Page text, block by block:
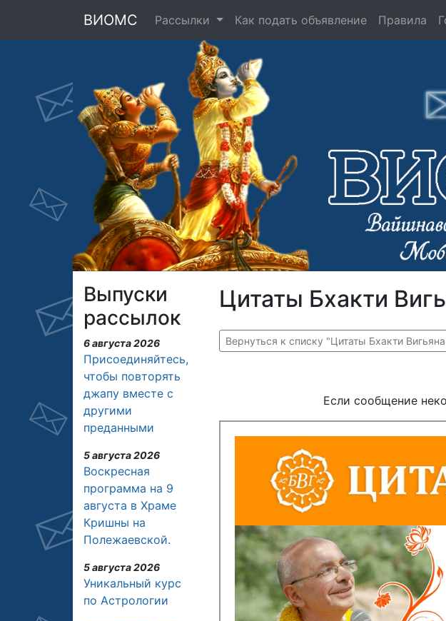
ВИОМС Рассылки Как подать объявление Правила
Выпуски
рассылок
6 августа 2026
Присоединяйтесь,
чтобы повторять
джапу вместе с
другими
преданными
5 августа 2026
Воскресная
программа на 9
августа в Храме
Кришны на
Полежаевской.
5 августа 2026
Уникальный курс
по Астрологии
Цитаты Бхакти
Вернуться к списку "Цитаты Бхакти
Если сообщение